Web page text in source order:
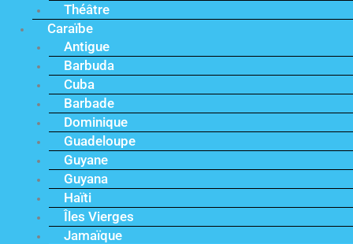
Théâtre
Caraïbe
Antigue
Barbuda
Cuba
Barbade
Dominique
Guadeloupe
Guyane
Guyana
Haïti
Îles Vierges
Jamaïque